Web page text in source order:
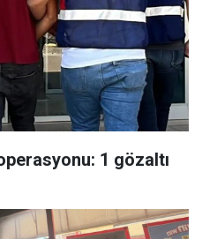
1 gözaltı